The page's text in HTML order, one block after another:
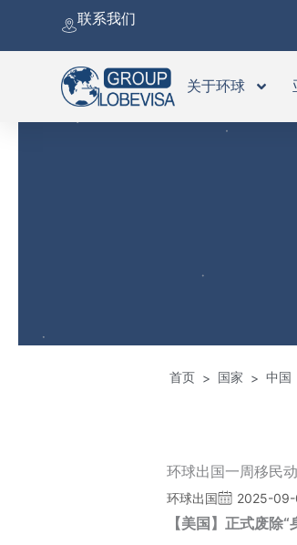
联系我们
关于环球
首页 > 国家 > 中国
环球出国一周移民
环球出国 2025-
【美国】正式废除